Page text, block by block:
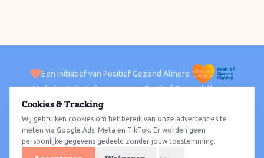
Een initiatief van Positief Gezond Almere
VerhalenActiviteiten Positief Gezond Almere
ACTIVITEITEN PER WIJK
Alle wijkenAlmere HavenAlmere StadAlmere BuitenAlmere Poort
Almere HoutAlmere OosterwoldWat te doen
Cookies & Tracking
Wij gebruiken cookies om het bereik van onze advertenties te
meten via Google Ads, Meta en TikTok. Er worden geen
persoonlijke gegevens gedeeld zonder jouw toestemming.